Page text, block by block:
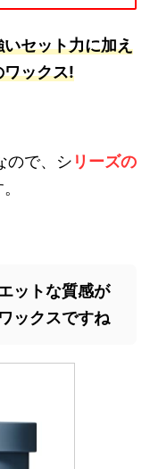
いセット力に加え
ワックス!
ので、シ リーズの
ットな質感が
ックスですね